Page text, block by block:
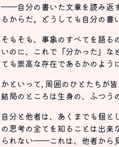
――自分の書いた文章を読み返
るからだ。どうしても自分の書
そもそも、事象のすべてを語
いのに、これで『分かった』
ても崇高な存在であるかのよう
かといって, 周囲のひとたちが
結局のところは生身の、ふつう
自分と他者は、あくまでも個
の思考の全てを知ることは出
られない――これは、他者から